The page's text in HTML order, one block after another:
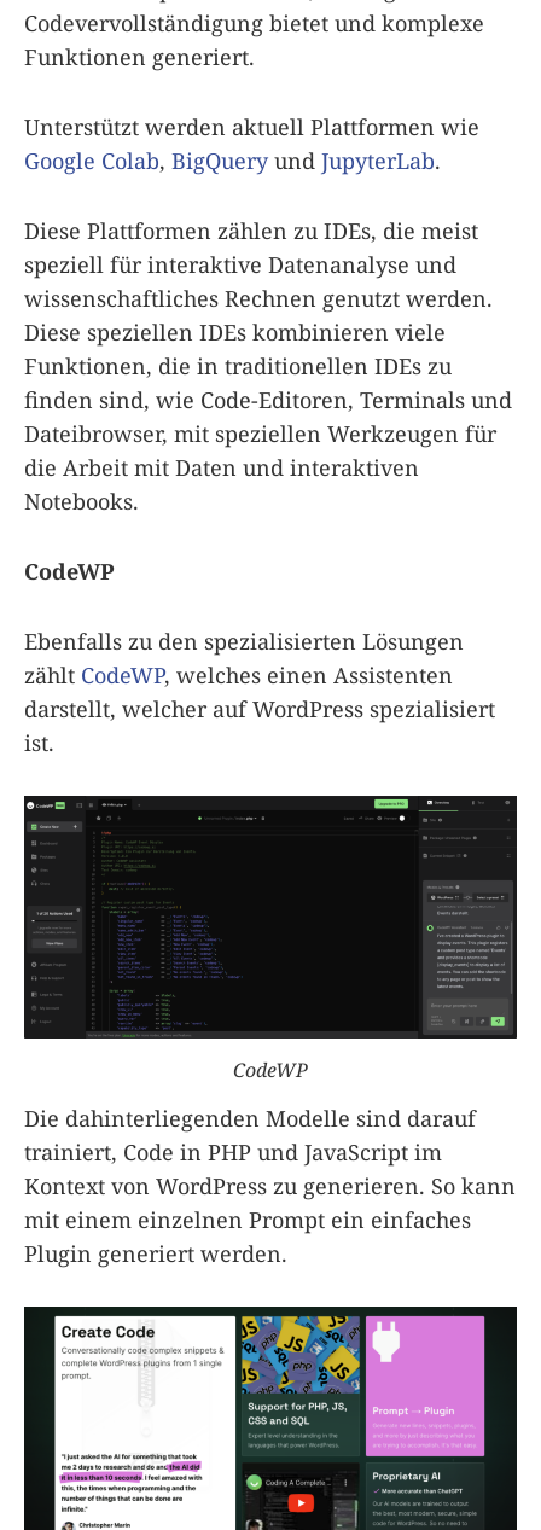
Codevervollständigung bietet und komplexe
Funktionen generiert.
Unterstützt werden aktuell Plattformen wie
Google Colab, BigQuery und JupyterLab.
Diese Plattformen zählen zu IDEs, die meist
speziell für interaktive Datenanalyse und
wissenschaftliches Rechnen genutzt werden.
Diese speziellen IDEs kombinieren viele
Funktionen, die in traditionellen IDEs zu
finden sind, wie Code-Editoren, Terminals und
Dateibrowser, mit speziellen Werkzeugen für
die Arbeit mit Daten und interaktiven
Notebooks.
CodeWP
Ebenfalls zu den spezialisierten Lösungen
zählt CodeWP, welches einen Assistenten
darstellt, welcher auf WordPress spezialisiert
ist.
CodeWP
Die dahinterliegenden Modelle sind darauf
trainiert, Code in PHP und JavaScript im
Kontext von WordPress zu generieren. So kann
mit einem einzelnen Prompt ein einfaches
Plugin generiert werden.